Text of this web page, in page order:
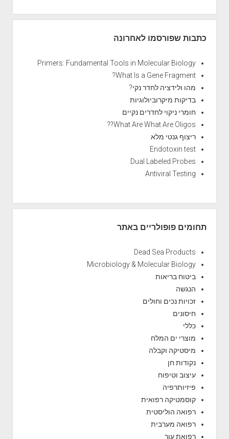
כתבות שפורסמו לאחרונה
Primers: Fundamental Tools in Molecular Biology
What Is a Gene Fragment?
מהו ולידציה לחדר נקי?
בדיקות מיקרוביולוגיות
חומרי ניקוי לחדרים נקיים
What Are What Are Oligos??
ריצוף גנטי מלא
Endotoxin test
Dual Labeled Probes
Antiviral Testing
תחומים פופולריים באתר
Dead Sea Products
Microbiology & Molecular Biology
ביטוח בריאות
הנגשה
זכויות נכים וחולים
חיסונים
כללי
מוצרי ים המלח
מיסטיקה וקבלה
נקודות חן
עיצוב וטיפוח
פיזיותרפיה
קוסמטיקה רפואית
רפואה הוליסטית
רפואה מערבית
רפואת עור